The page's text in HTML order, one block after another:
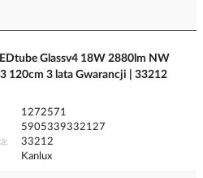
Glassv4 18W 2880lm NW
120cm 3 lata Gwarancji | 33212
1272571
5905339332127
33212
Kanlux